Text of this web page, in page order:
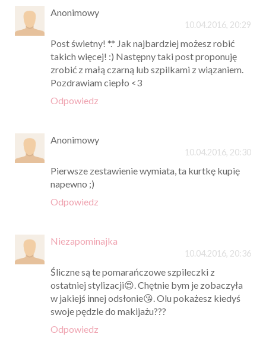
Anonimowy
10.04.2016, 20:29
Post świetny! *.* Jak najbardziej możesz robić
takich więcej! :) Następny taki post proponuję
zrobić z małą czarną lub szpilkami z wiązaniem.
Pozdrawiam ciepło <3
Odpowiedz
Anonimowy
10.04.2016, 20:30
Pierwsze zestawienie wymiata, ta kurtkę kupię
napewno ;)
Odpowiedz
Niezapominajka
10.04.2016, 20:36
Śliczne są te pomarańczowe szpileczki z
ostatniej stylizacji😍. Chętnie bym je zobaczyła
w jakiejś innej odsłonie😘. Olu pokażesz kiedyś
swoje pędzle do makijażu???
Odpowiedz